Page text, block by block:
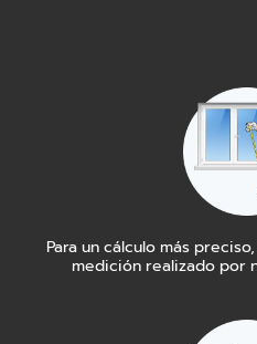
Para un cálculo más
medición realizado por